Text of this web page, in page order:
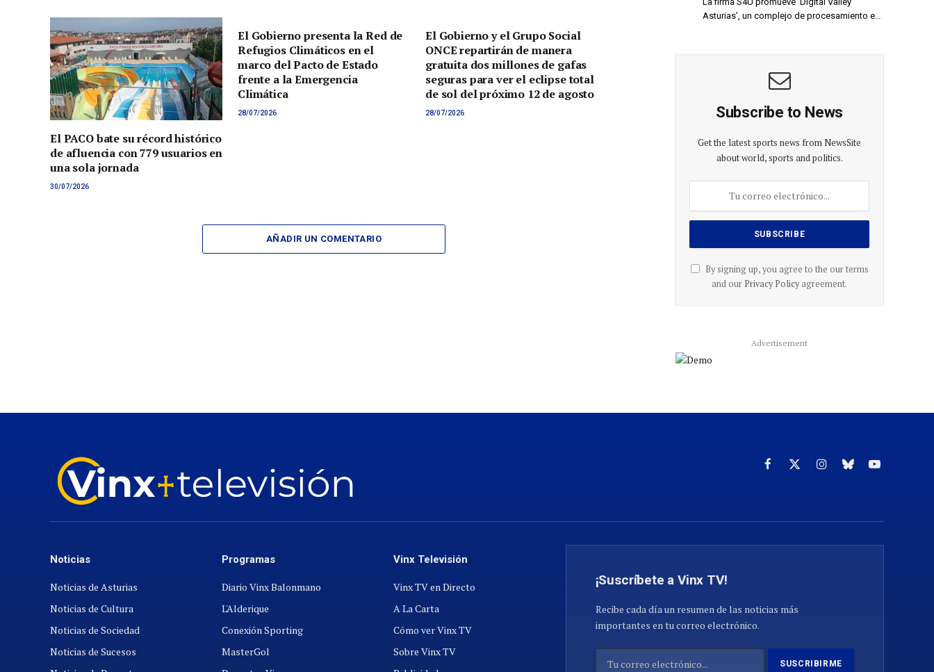
El PACO bate su récord histórico
de afluencia con 779 usuarios en
una sola jornada
30/07/2026
El Gobierno presenta la Red de
Refugios Climáticos en el
marco del Pacto de Estado
frente a la Emergencia
Climática
28/07/2026
El Gobierno y el Grupo Social
ONCE repartirán de manera
gratuita dos millones de gafas
seguras para ver el eclipse total
de sol del próximo 12 de agosto
28/07/2026
AÑADIR UN COMENTARIO
Asturias’, un complejo de procesamiento e…
Subscribe to News
Get the latest sports news from NewsSite
about world, sports and politics.
By signing up, you agree to the our terms
and our Privacy Policyagreement.
Advertisement
Facebook
X
Instagram
Cielo YouTube
Noticias
Noticias de Asturias
Noticias de Cultura
Noticias de Sociedad
Noticias de Sucesos
Programas
Diario Vinx Balonmano
L'Alderique
Conexión Sporting
MasterGol
Vinx Televisión
Vinx TV en Directo
A La Carta
Cómo ver Vinx TV
Sobre Vinx TV
¡Suscríbete a Vinx TV!
Recibe cada día un resumen de las noticias más
importantes en tu correo electrónico.